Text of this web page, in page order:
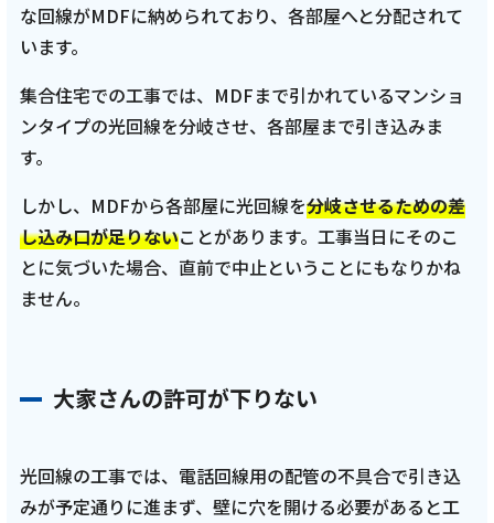
な回線がMDFに納められており、各部屋へと分配されて
います。
集合住宅での工事では、MDFまで引かれているマンショ
ンタイプの光回線を分岐させ、各部屋まで引き込みま
す。
しかし、MDFから各部屋に光回線を分岐させるための差
し込み口が足りないことがあります。工事当日にそのこ
とに気づいた場合、直前で中止ということにもなりかね
ません。
大家さんの許可が下りない
光回線の工事では、電話回線用の配管の不具合で引き込
みが予定通りに進まず、壁に穴を開ける必要があると工